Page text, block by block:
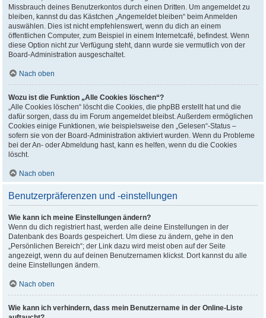
Missbrauch deines Benutzerkontos durch einen Dritten. Um angemeldet zu
bleiben, kannst du das Kästchen „Angemeldet bleiben“ beim Anmelden
auswählen. Dies ist nicht empfehlenswert, wenn du dich an einem
öffentlichen Computer, zum Beispiel in einem Internetcafé, befindest. Wenn
diese Option nicht zur Verfügung steht, dann wurde sie vermutlich von der
Board-Administration ausgeschaltet.
Nach oben
Wozu ist die Funktion „Alle Cookies löschen“?
„Alle Cookies löschen“ löscht die Cookies, die phpBB erstellt hat und die
dafür sorgen, dass du im Forum angemeldet bleibst. Außerdem ermöglichen
Cookies einige Funktionen, wie beispielsweise den „Gelesen“-Status –
sofern sie von der Board-Administration aktiviert wurden. Wenn du Probleme
bei der An- oder Abmeldung hast, kann es helfen, wenn du die Cookies
löscht.
Nach oben
Benutzerpräferenzen und -einstellungen
Wie kann ich meine Einstellungen ändern?
Wenn du dich registriert hast, werden alle deine Einstellungen in der
Datenbank des Boards gespeichert. Um diese zu ändern, gehe in den
„Persönlichen Bereich“; der Link dazu wird meist oben auf der Seite
angezeigt, wenn du auf deinen Benutzernamen klickst. Dort kannst du alle
deine Einstellungen ändern.
Nach oben
Wie kann ich verhindern, dass mein Benutzername in der Online-Liste